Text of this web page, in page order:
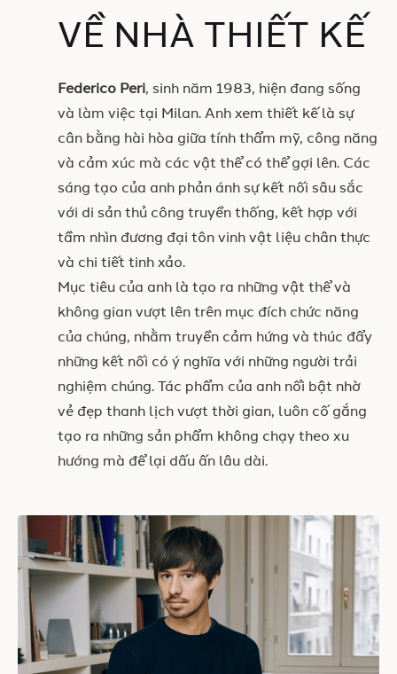
VỀ NHÀ THIẾT KẾ
Federico Peri, sinh năm 1983, hiện đang sống
và làm việc tại Milan. Anh xem thiết kế là sự
cân bằng hài hòa giữa tính thẩm mỹ, công năng
và cảm xúc mà các vật thể có thể gợi lên. Các
sáng tạo của anh phản ánh sự kết nối sâu sắc
với di sản thủ công truyền thống, kết hợp với
tầm nhìn đương đại tôn vinh vật liệu chân thực
và chi tiết tinh xảo.
Mục tiêu của anh là tạo ra những vật thể và
không gian vượt lên trên mục đích chức năng
của chúng, nhằm truyền cảm hứng và thúc đẩy
những kết nối có ý nghĩa với những người trải
nghiệm chúng. Tác phẩm của anh nổi bật nhờ
vẻ đẹp thanh lịch vượt thời gian, luôn cố gắng
tạo ra những sản phẩm không chạy theo xu
hướng mà để lại dấu ấn lâu dài.